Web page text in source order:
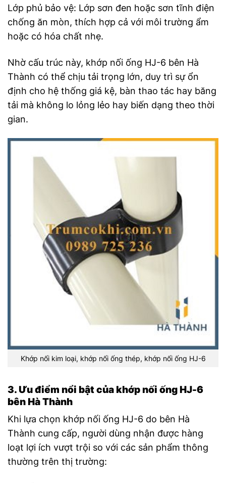
Lớp phủ bảo vệ: Lớp sơn đen hoặc sơn tĩnh điện
chống ăn mòn, thích hợp cả với môi trường ẩm
hoặc có hóa chất nhẹ.
Nhờ cấu trúc này, khớp nối ống HJ-6 bên Hà
Thành có thể chịu tải trọng lớn, duy trì sự ổn
định cho hệ thống giá kệ, bàn thao tác hay băng
tải mà không lo lỏng lẻo hay biến dạng theo thời
gian.
Khớp nối kim loại, khớp nối ống thép, khớp nối ống HJ-6
3. Ưu điểm nổi bật của khớp nối ống HJ-6
bên Hà Thành
Khi lựa chọn khớp nối ống HJ-6 do bên Hà
Thành cung cấp, người dùng nhận được hàng
loạt lợi ích vượt trội so với các sản phẩm thông
thường trên thị trường: